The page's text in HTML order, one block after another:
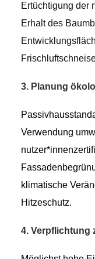
Ertüchtigung der
Erhalt des
3. Planung
Verwendung
klimatische
Hitzeschutz.
4. Verpflichtung